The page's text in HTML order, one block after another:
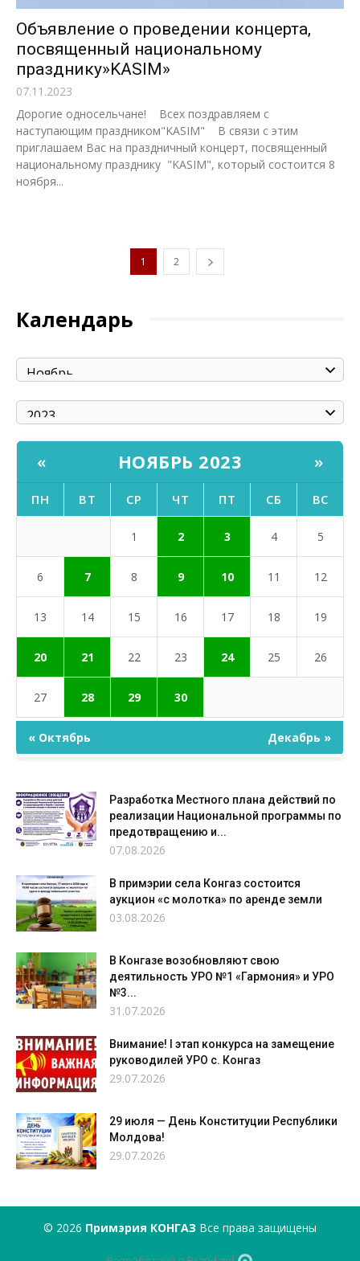
Объявление о проведении концерта,
посвященный национальному
празднику»KASIM»
07.11.2023
Дорогие односельчане! Всех поздравляем с
наступающим праздником"KASIM" В связи с этим
приглашаем Вас на праздничный концерт, посвященный
национальному празднику "KASIM", который состоится 8
ноября...
1 2
Календарь
« НОЯБРЬ 2023 »
ПН ВТ СР ЧТ ПТ СБ ВС
1 2 3 4 5
6 7 8 9 10 11 12
13 14 15 16 17 18 19
20 21 22 23 24 25 26
27 28 29 30
« Октябрь Декабрь »
Разработка Местного плана действий по
реализации Национальной программы по
предотвращению и...
07.08.2026
В примэрии села Конгаз состоится
аукцион «с молотка» по аренде земли
03.08.2026
В Конгазе возобновляют свою
деятильность УРО №1 «Гармония» и УРО
№3...
31.07.2026
Внимание! I этап конкурса на замещение
руководилей УРО с. Конгаз
29.07.2026
29 июля — День Конституции Республики
Молдова!
29.07.2026
© 2026 Примэрия КОНГАЗ Все права защищены